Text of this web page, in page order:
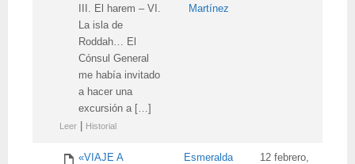
III. El harem – VI.
La isla de
Roddah… El
Cónsul General
me había invitado
a hacer una
excursión a […]
Leer Historial
Martínez
«VIAJE A
Esmeralda
12 febrero,